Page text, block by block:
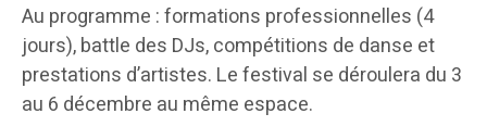
Au programme : formations professionnelles (4
jours), battle des DJs, compétitions de danse et
prestations d’artistes. Le festival se déroulera du 3
au 6 décembre au même espace.